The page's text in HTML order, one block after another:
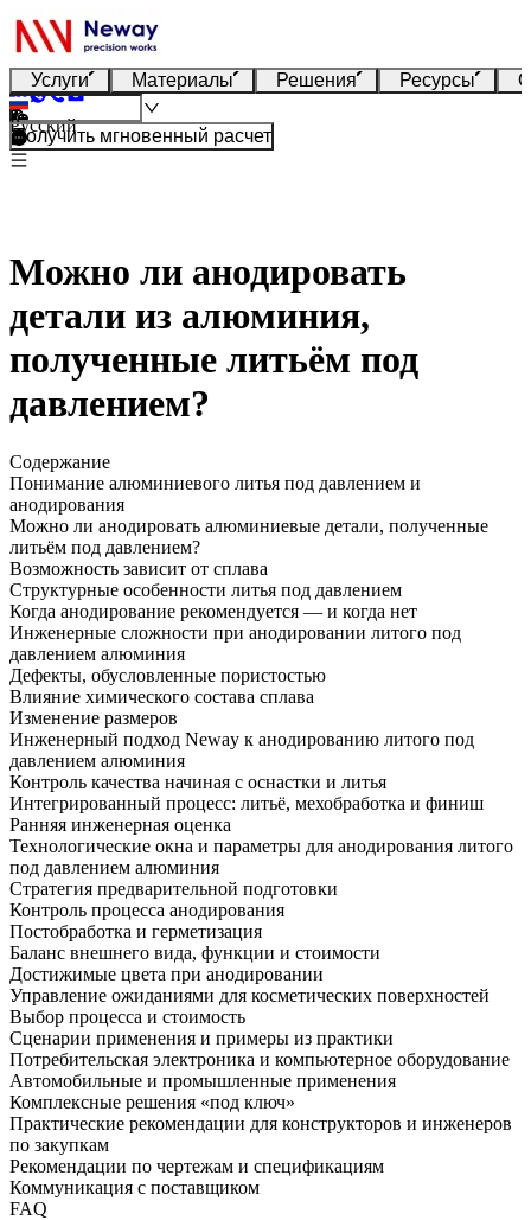
Услуги Материалы Решения Ресурсы
Русский
Получить мгновенный расчет
Можно ли анодировать
детали из алюминия,
полученные литьём под
давлением?
Содержание
Понимание алюминиевого литья под давлением и
анодирования
Можно ли анодировать алюминиевые детали, полученные
литьём под давлением?
Возможность зависит от сплава
Структурные особенности литья под давлением
Когда анодирование рекомендуется — и когда нет
Инженерные сложности при анодировании литого под
давлением алюминия
Дефекты, обусловленные пористостью
Влияние химического состава сплава
Изменение размеров
Инженерный подход Neway к анодированию литого под
давлением алюминия
Контроль качества начиная с оснастки и литья
Интегрированный процесс: литьё, мехобработка и финиш
Ранняя инженерная оценка
Технологические окна и параметры для анодирования литого
под давлением алюминия
Стратегия предварительной подготовки
Контроль процесса анодирования
Постобработка и герметизация
Баланс внешнего вида, функции и стоимости
Достижимые цвета при анодировании
Управление ожиданиями для косметических поверхностей
Выбор процесса и стоимость
Сценарии применения и примеры из практики
Потребительская электроника и компьютерное оборудование
Автомобильные и промышленные применения
Комплексные решения «под ключ»
Практические рекомендации для конструкторов и инженеров
по закупкам
Рекомендации по чертежам и спецификациям
Коммуникация с поставщиком
FAQ